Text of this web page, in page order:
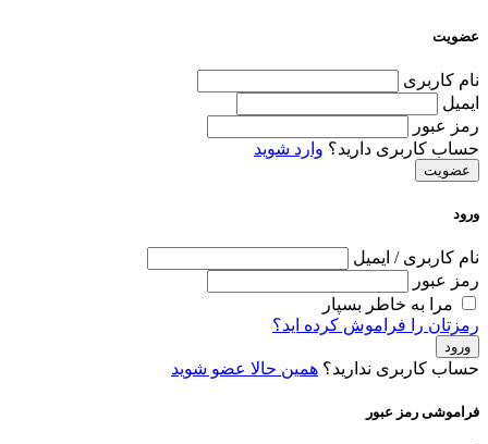
عضویت
نام کاربری
ایمیل
رمز عبور
حساب کاربری دارید؟ وارد شوید
عضویت
ورود
نام کاربری / ایمیل
رمز عبور
مرا به خاطر بسپار
رمزتان را فراموش کرده اید؟
ورود
حساب کاربری ندارید؟ همین حالا عضو شوید
فراموشی رمز عبور